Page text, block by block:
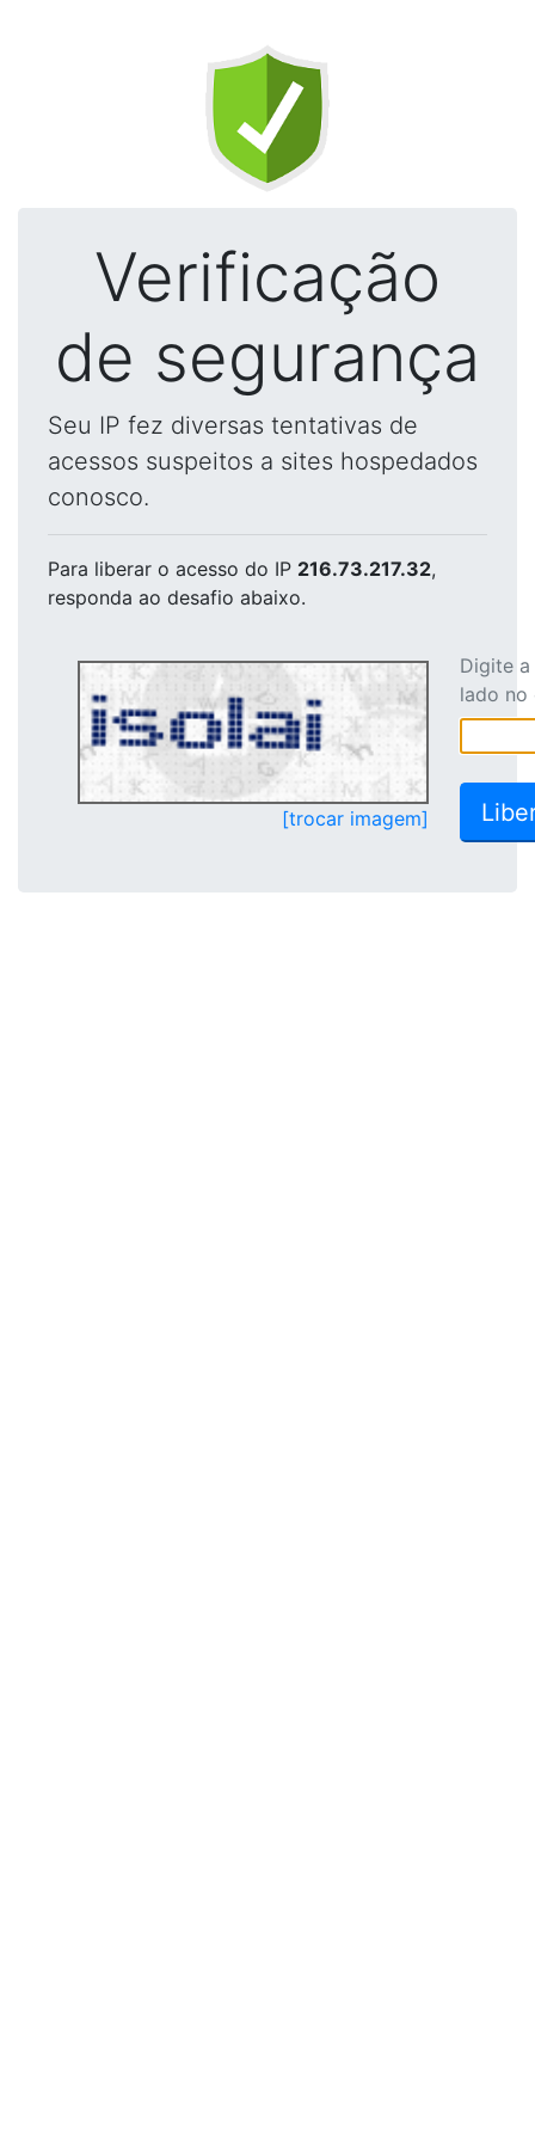
Verificação
de segurança
Seu IP fez diversas tentativas de
acessos suspeitos a sites hospedados
conosco.
Para liberar o acesso do IP 216.73.217.32,
responda ao desafio abaixo.
[trocar imagem]
Digite
lado no